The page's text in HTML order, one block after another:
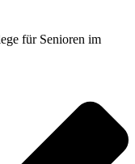
für Senioren im